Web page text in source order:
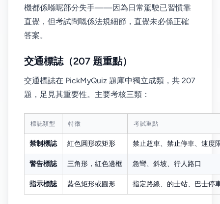
機都係喺呢部分失手——因為日常駕駛已習慣靠
直覺，但考試問嘅係法規細節，直覺未必係正確
答案。
交通標誌（207 題重點）
交通標誌在 PickMyQuiz 題庫中獨立成類，共 207
題，足見其重要性。主要考核三類：
標誌類型 特徵 考試重點
禁制標誌 紅色圓形或矩形 禁止超車、禁止停車、速度
警告標誌 三角形，紅色邊框 急彎、斜坡、行人路口
指示標誌 藍色矩形或圓形 指定路線、的士站、巴士停